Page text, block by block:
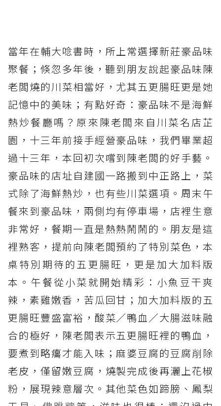
當年在輔大唸書時，所上常選擇新莊豪品味
聚餐；倏忽多年後，聽到朋友說起豪品味陳
老闆燒的川菜相當好，尤其五更腸旺更是她
記憶中的美味；有點好奇：豪品味不是海鮮
熱炒餐廳嗎？原來陳老闆來自川菜名店芷
園，十三年前接手經營豪品味，我們畢業超
過十三年，本回初次嚐到陳老闆的好手藝。
豪品味的店址自建國一路搬到中正路上，菜
式除了海鮮熱炒，也有些川菜選項。周末午
餐來到豪品味，兩側均有停車場，店裡生意
非常好，餐期一直是熱熱鬧鬧的。朋友是這
裡熟客，提前向陳老闆預約了特別菜色，本
桌特別期待的五更腸旺，更是加大加料版
本。午餐從小菜就開始精彩：小魚豆干爽
辣，素雞嫩香，苦瓜回甘；加大加料版的五
更腸旺豐盛富裕，酸菜／鴨血／大腸滋味融
合的極好，陳老闆表示五更腸旺裡的鴨血，
要煮到略癟才能入味；麻婆豆腐的豆腐削除
老皮，僅留嫩豆腐，燒製完成後再灑上花椒
粉，展現辣意層次。其他菜色如蹄膀、鳳梨